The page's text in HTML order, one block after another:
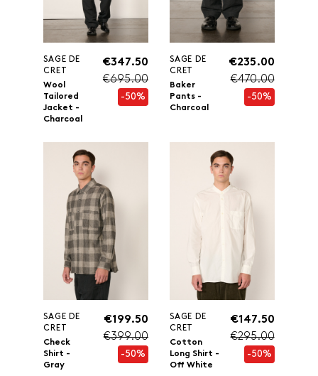
SAGE DE
CRET
Wool
Tailored
Jacket -
Charcoal
€347.50
€695.00
-50%
SAGE DE
CRET
Baker
Pants -
Charcoal
€235.00
€470.00
-50%
SAGE DE
CRET
Check
Shirt -
Gray
€199.50
€399.00
-50%
SAGE DE
CRET
Cotton
Long Shirt -
Off White
€147.50
€295.00
-50%